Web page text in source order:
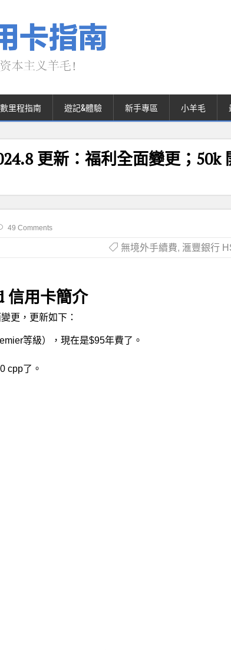
里程指南 遊記&體驗 新手專區 小羊毛
更新：福利全面變更；50k
49 Comments
無境外手續費, 滙豐銀行
信用卡簡介
更，更新如下：
等級），現在是$95年費了。
cpp了。